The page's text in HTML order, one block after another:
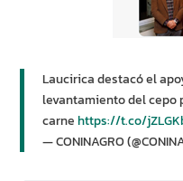
Laucirica destacó el
levantamiento del cepo
carnehttps://t.co/
— CONINAGRO